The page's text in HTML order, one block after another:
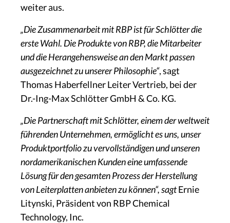
weiter aus.
„Die Zusammenarbeit mit RBP ist für Schlötter die
erste Wahl. Die Produkte von RBP, die Mitarbeiter
und die Herangehensweise an den Markt passen
ausgezeichnet zu unserer Philosophie“, sagt
Thomas Haberfellner Leiter Vertrieb, bei der
Dr.-Ing-Max Schlötter GmbH & Co. KG.
„Die Partnerschaft mit Schlötter, einem der weltweit
führenden Unternehmen, ermöglicht es uns, unser
Produktportfolio zu vervollständigen und unseren
nordamerikanischen Kunden eine umfassende
Lösung für den gesamten Prozess der Herstellung
von Leiterplatten anbieten zu können“, sagtErnie
Litynski, Präsident von RBP Chemical
Technology, Inc.